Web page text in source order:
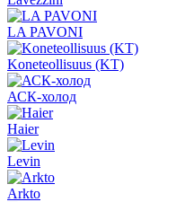
LA PAVONI
Koneteollisuus (KT)
АСК-холод
Haier
Levin
Arkto